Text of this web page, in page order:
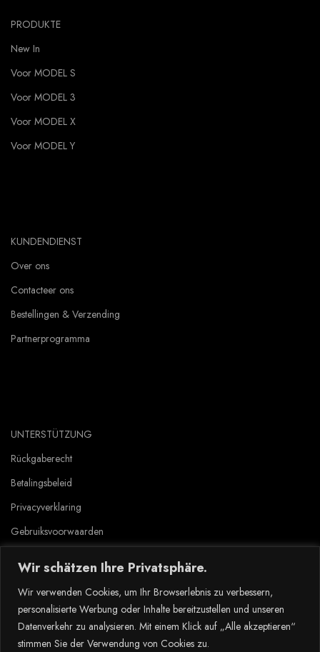
Wir schätzen Ihre Privatsphäre.
Wir verwenden Cookies, um Ihr Browserlebnis zu verbessern,
personalisierte Werbung oder Inhalte bereitzustellen und unseren
Datenverkehr zu analysieren. Mit einem Klick auf „Alle akzeptieren“
stimmen Sie der Verwendung von Cookies zu.
PRODUKTE
New In
Voor MODEL S
Voor MODEL 3
Voor MODEL X
Voor MODEL Y
KUNDENDIENST
Over ons
Contacteer ons
Bestellingen & Verzending
Partnerprogramma
UNTERSTÜTZUNG
Rückgaberecht
Betalingsbeleid
Privacyverklaring
Gebruiksvoorwaarden
Copyright © 2023 Tlyard de. all rights reserved.
Dansk(Deens) Nederlands